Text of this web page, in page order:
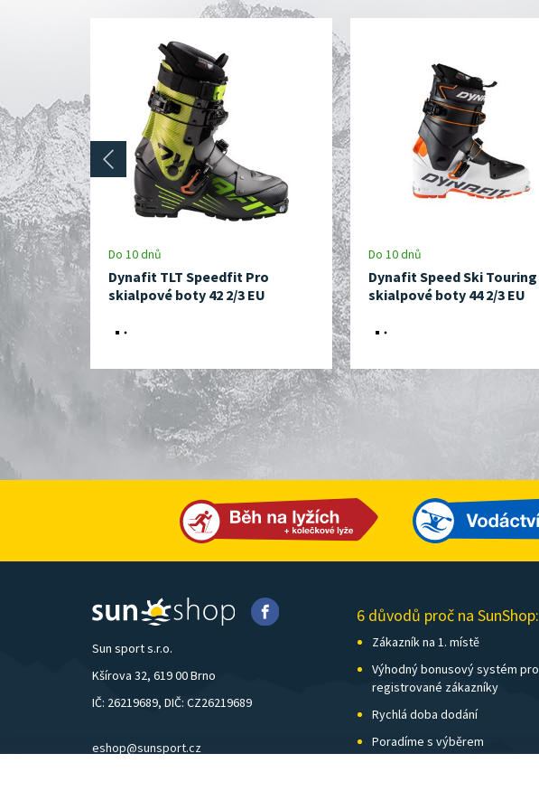
Do 10 dnů
Dynafit TLT Speedfit Pro
skialpové boty 42 2/3 EU
Do 10 dnů
Dynafit Speed Ski Touring
skialpové boty 44 2/3 EU
Sun sport s.r.o.
Kšírova 32, 619 00 Brno
IČ: 26219689, DIČ: CZ26219689
eshop@sunsport.cz
6 důvodů proč na SunShop:
Zákazník na 1. místě
Výhodný bonusový systém pro
registrované zákazníky
Rychlá doba dodání
Poradíme s výběrem